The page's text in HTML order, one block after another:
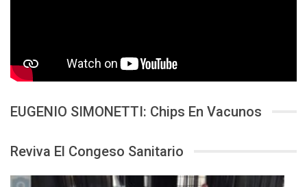
EUGENIO SIMONETTI: Chips En Vacunos
Reviva El Congeso Sanitario